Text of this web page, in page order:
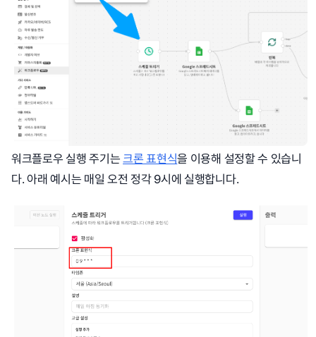
워크플로우 실행 주기는크론 표현식을 이용해 설정할 수 있습니
다. 아래 예시는 매일 오전 정각 9시에 실행합니다.